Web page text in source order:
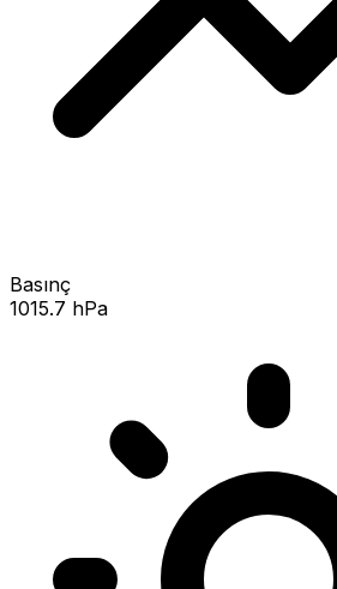
Basınç
1015.7 hPa